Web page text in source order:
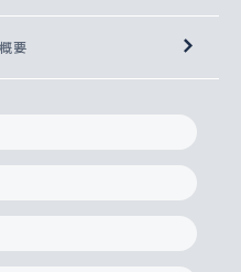
育
ー
研究所
研究
研究費の使用について
ュニティ
位
生・国費留学生
要
ント